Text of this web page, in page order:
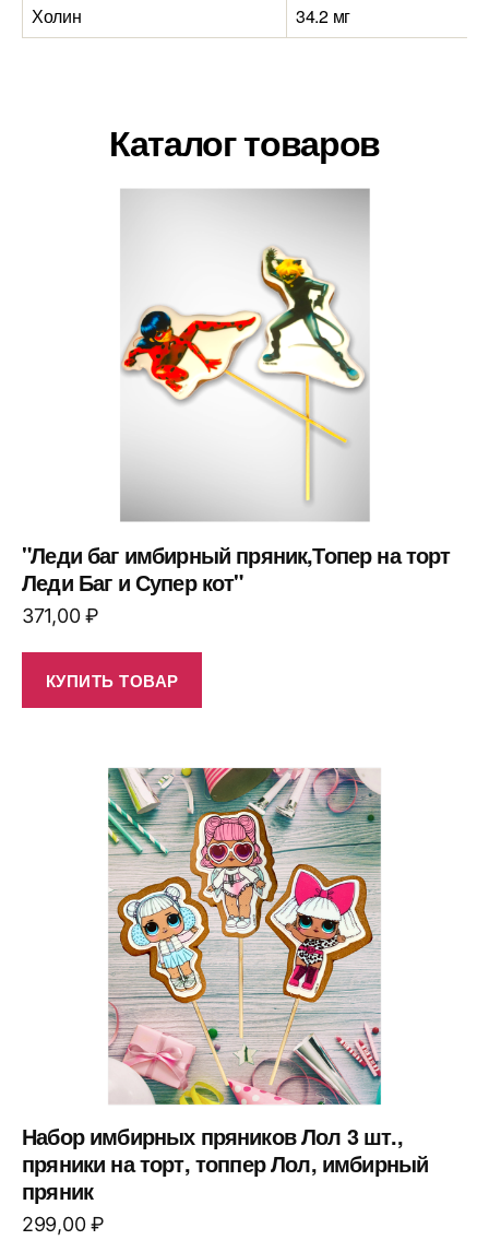
Холин
34.2 мг
Каталог товаров
"Леди баг имбирный пряник,Топер на торт
Леди Баг и Супер кот"
371,00₽
КУПИТЬ ТОВАР
Набор имбирных пряников Лол 3 шт.,
пряники на торт, топпер Лол, имбирный
пряник
299,00₽